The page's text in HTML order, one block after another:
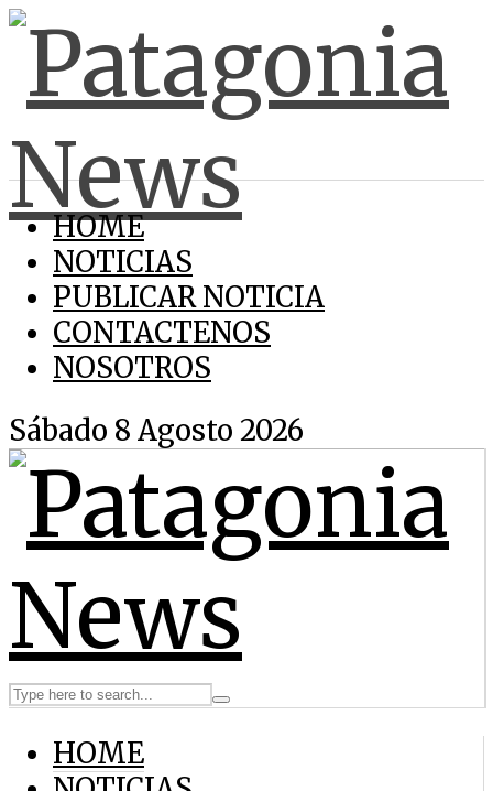
HOME
NOTICIAS
PUBLICAR NOTICIA
CONTACTENOS
NOSOTROS
Sábado 8 Agosto 2026
HOME